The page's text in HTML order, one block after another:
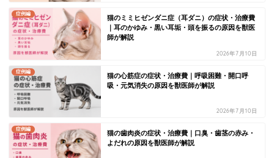
症例編
猫のミミヒゼンダニ症（耳ダニ）の症状・治療費
｜耳のかゆみ・黒い耳垢・頭を振るの原因を獣医
師が解説
2026年7月10日
症例編
猫の心筋症の症状・治療費｜呼吸困難・開口呼
吸・元気消失の原因を獣医師が解説
2026年7月10日
症例編
猫の歯肉炎の症状・治療費｜口臭・歯茎の赤み・
よだれの原因を獣医師が解説